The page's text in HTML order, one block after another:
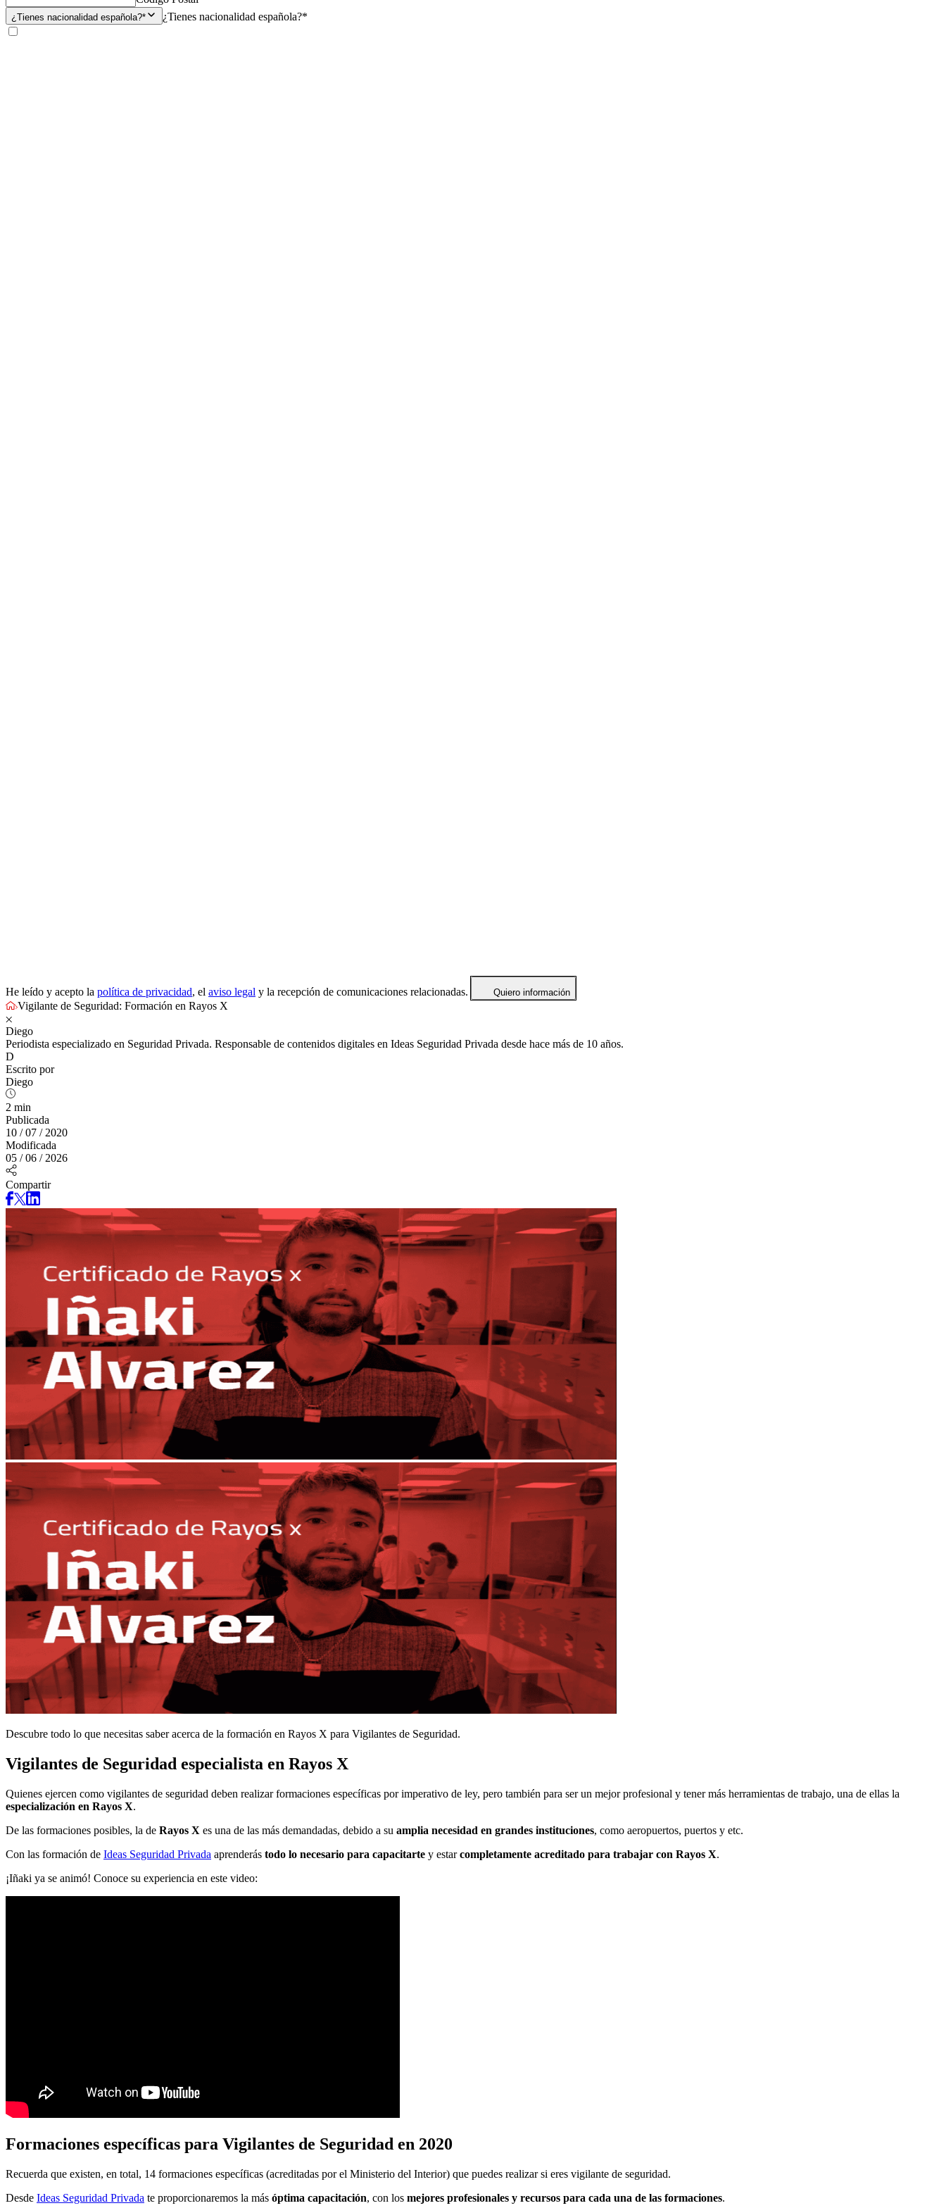
¿Tienes nacionalidad española?* ¿Tienes nacionalidad española?*
He leído y acepto la política de privacidad, el aviso legal y la recepción de comunicaciones relacionadas. Quiero información
Vigilante de Seguridad: Formación en Rayos X
Diego
Periodista especializado en Seguridad Privada. Responsable de contenidos digitales en Ideas Seguridad Privada desde hace más de 10 años.
D
Escrito por
Diego
2 min
Publicada
10 / 07 / 2020
Modificada
05 / 06 / 2026
Compartir
Descubre todo lo que necesitas saber acerca de la formación en Rayos X para Vigilantes de Seguridad.
Vigilantes de Seguridad especialista en Rayos X
Quienes ejercen como vigilantes de seguridad deben realizar formaciones específicas por imperativo de ley, pero también para ser un mejor profesional y tener más herramientas de trabajo, una de ellas la
especialización en Rayos X.
De las formaciones posibles, la de Rayos X es una de las más demandadas, debido a su amplia necesidad en grandes instituciones, como aeropuertos, puertos y etc.
Con las formación de Ideas Seguridad Privada aprenderás todo lo necesario para capacitarte y estarcompletamente acreditado para trabajar con Rayos X.
¡Iñaki ya se animó! Conoce su experiencia en este video:
Formaciones específicas para Vigilantes de Seguridad en 2020
Recuerda que existen, en total, 14 formaciones específicas (acreditadas por el Ministerio del Interior) que puedes realizar si eres vigilante de seguridad.
Desde Ideas Seguridad Privada te proporcionaremos la más óptima capacitación, con los mejores profesionales y recursos para cada una de las formaciones.